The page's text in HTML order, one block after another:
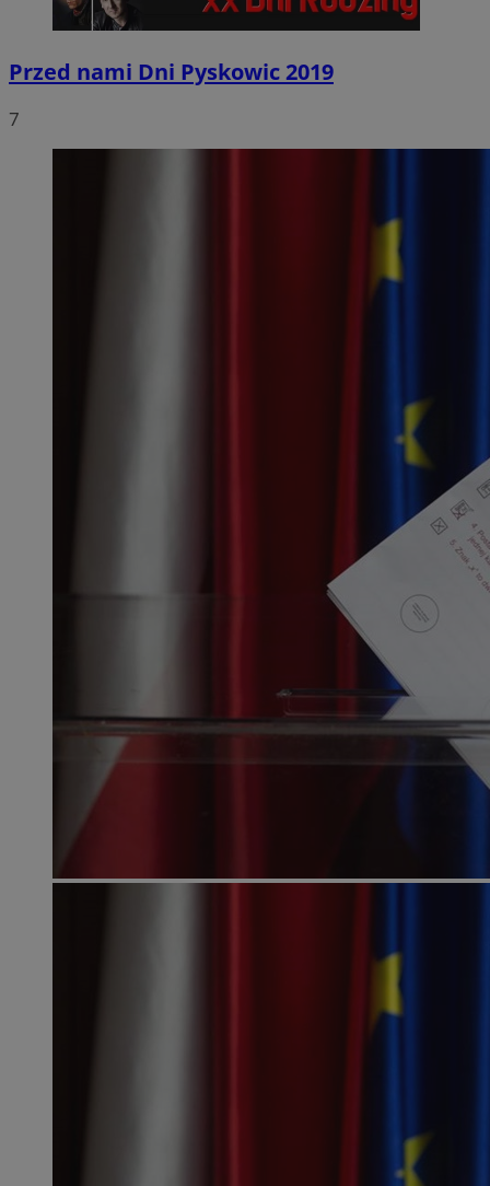
Przed nami Dni Pyskowic 2019
7